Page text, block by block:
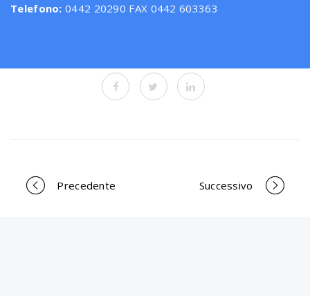
Telefono: 0442 20290 FAX 0442 603363
P
Precedente Successivo